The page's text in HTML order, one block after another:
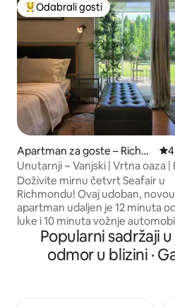
Među najviše rangiranima s
Odabrali gosti
Apartman za goste – Richm
ond
Unutarnji ~ Vanjski | Vrtna oaza |
ulaz
Doživite mirnu četvrt Seafair u
Richmondu! Ovaj udoban,
apartman udaljen je 12 minuta
luke i 10 minuta vožnje
Vancouvera. Opustite se i
prekrasnom pogledu na vrt. Airbnb s
dozvolom za obavljanje
Popularni sadržaji
odmor u blizini ·